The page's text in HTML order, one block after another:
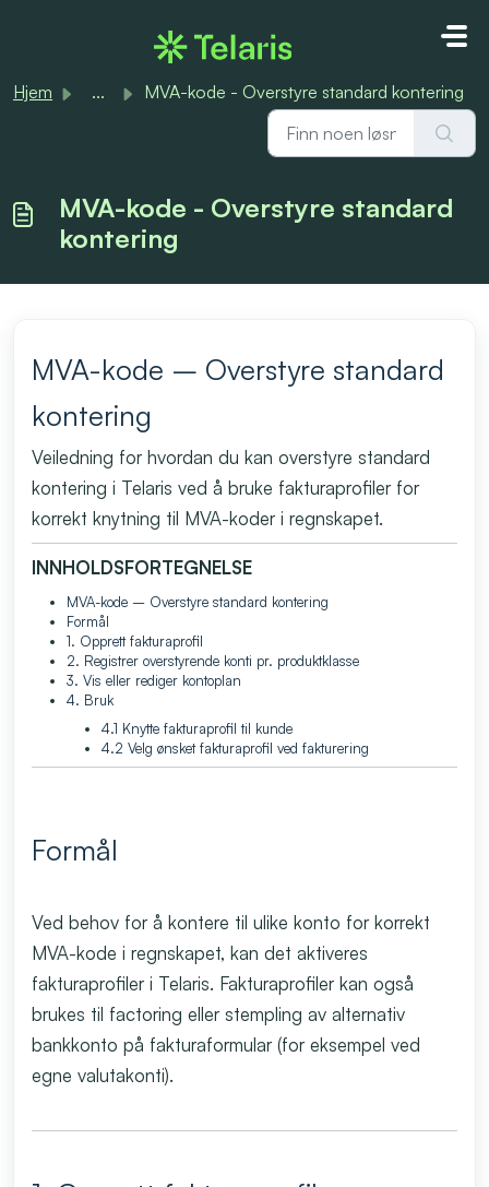
Hjem ... MVA-kode - Overstyre standard kontering
MVA-kode - Overstyre standard
kontering
MVA-kode – Overstyre standard
kontering
Veiledning for hvordan du kan overstyre standard
kontering i Telaris ved å bruke fakturaprofiler for
korrekt knytning til MVA-koder i regnskapet.
INNHOLDSFORTEGNELSE
MVA-kode – Overstyre standard kontering
Formål
1. Opprett fakturaprofil
2. Registrer overstyrende konti pr. produktklasse
3. Vis eller rediger kontoplan
4. Bruk
4.1 Knytte fakturaprofil til kunde
4.2 Velg ønsket fakturaprofil ved fakturering
Formål
Ved behov for å kontere til ulike konto for korrekt
MVA-kode i regnskapet, kan det aktiveres
fakturaprofiler i Telaris. Fakturaprofiler kan også
brukes til factoring eller stempling av alternativ
bankkonto på fakturaformular (for eksempel ved
egne valutakonti).